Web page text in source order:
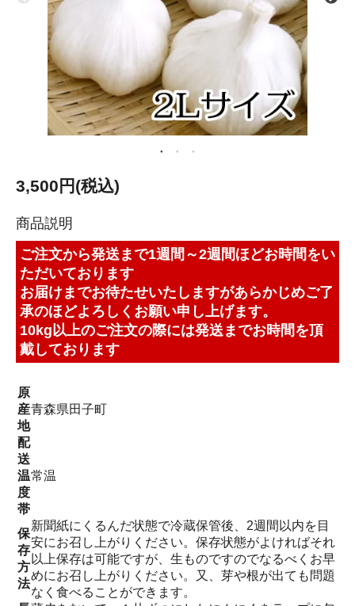
3,500円(税込)
商品説明
ご注文から発送まで1週間～2週間ほどお時間をい
ただいております
お届けまでお待たせいたしますがあらかじめご了
承のほどよろしくお願い申し上げます。
10kg以上のご注文の際には発送までお時間を頂
戴しております
原
産
地
青森県田子町
配
送
温
度
帯
常温
保
存
方
法
新聞紙にくるんだ状態で冷蔵保管後、2週間以内を目
安にお召し上がりください。保存状態がよければそれ
以上保存は可能ですが、生ものですのでなるべくお早
めにお召し上がりください。又、芽や根が出ても問題
なく食べることができます。